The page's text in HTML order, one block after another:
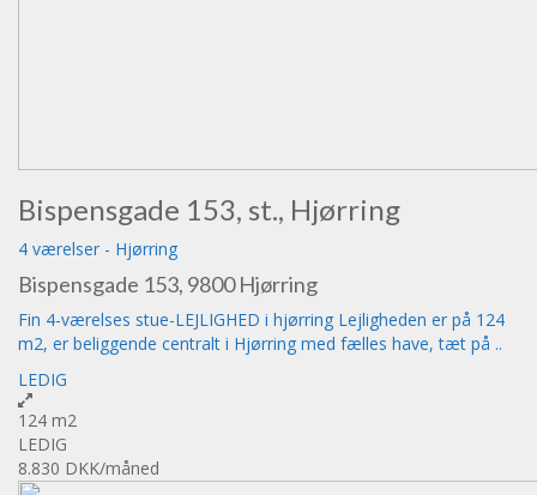
Bispensgade 153, st., Hjørring
4 værelser - Hjørring
Bispensgade 153, 9800 Hjørring
Fin 4-værelses stue-LEJLIGHED i hjørring Lejligheden er på 124
m2, er beliggende centralt i Hjørring med fælles have, tæt på ..
LEDIG
124 m2
LEDIG
8.830 DKK/måned